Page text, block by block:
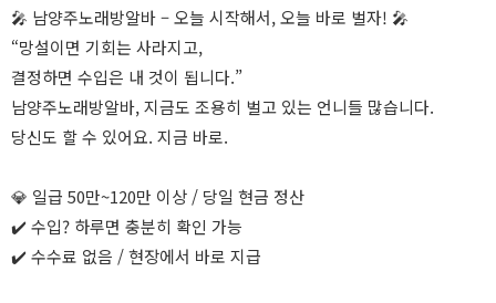
🎤 남양주노래방알바 – 오늘 시작해서, 오늘 바로 벌자! 🎤
“망설이면 기회는 사라지고,
결정하면 수입은 내 것이 됩니다.”
남양주노래방알바, 지금도 조용히 벌고 있는 언니들 많습니다.
당신도 할 수 있어요. 지금 바로.
💎 일급 50만~120만 이상 / 당일 현금 정산
✔️ 수입? 하루면 충분히 확인 가능
✔️ 수수료 없음 / 현장에서 바로 지급